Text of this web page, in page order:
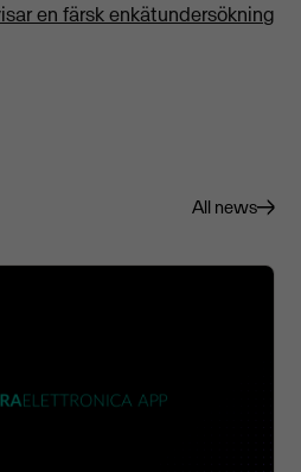
en färsk enkätundersökning
All news